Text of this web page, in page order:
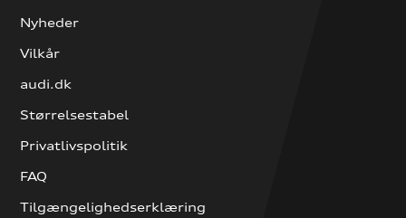
Nyheder
Vilkår
audi.dk
Størrelsestabel
Privatlivspolitik
FAQ
Tilgængelighedserklæring